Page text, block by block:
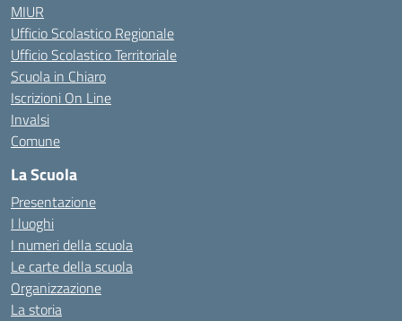
MIUR
Ufficio Scolastico Regionale
Ufficio Scolastico Territoriale
Scuola in Chiaro
Iscrizioni On Line
Invalsi
Comune
La Scuola
Presentazione
I luoghi
I numeri della scuola
Le carte della scuola
Organizzazione
La storia